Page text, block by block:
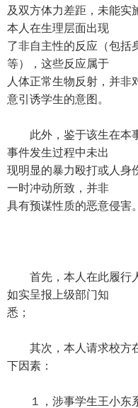
及双方体力差距，未能实
本人在生理层面出现
了非自主性的反应（包括
等），这些反应属于
人体正常生物反射，并非
意引诱学生的意图。
此外，鉴于该生在本事
事件发生过程中未出
现明显的暴力殴打或人身
一时冲动所致，并非
具有预谋性质的恶意侵害。
首先，本人在此履行人
如实呈报上级部门知
悉；
其次，本人请求校方在
下因素：
１，涉事学生王小东